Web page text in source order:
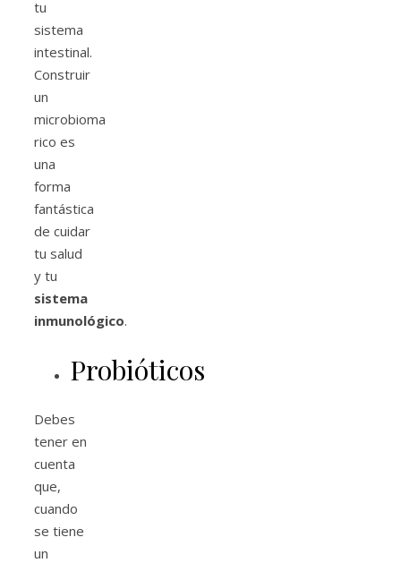
tu
sistema
intestinal.
Construir
un
microbioma
rico es
una
forma
fantástica
de cuidar
tu salud
y tu
sistema
inmunológico.
Probióticos
Debes
tener en
cuenta
que,
cuando
se tiene
un